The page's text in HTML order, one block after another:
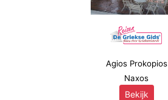
Agios Prokopios
Naxos
Bekijk